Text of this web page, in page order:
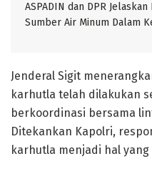
ASPADIN dan DPR
Sumber Air Minum Dalam
Jenderal Sigit
karhutla telah dilakukan
berkoordinasi bersama
Ditekankan Kapolri,
karhutla menjadi hal